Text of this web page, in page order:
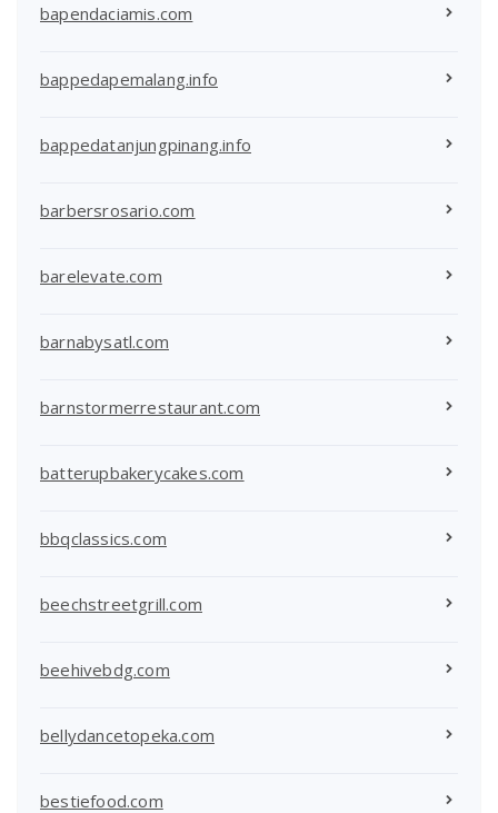
bapendaciamis.com
bappedapemalang.info
bappedatanjungpinang.info
barbersrosario.com
barelevate.com
barnabysatl.com
barnstormerrestaurant.com
batterupbakerycakes.com
bbqclassics.com
beechstreetgrill.com
beehivebdg.com
bellydancetopeka.com
bestiefood.com